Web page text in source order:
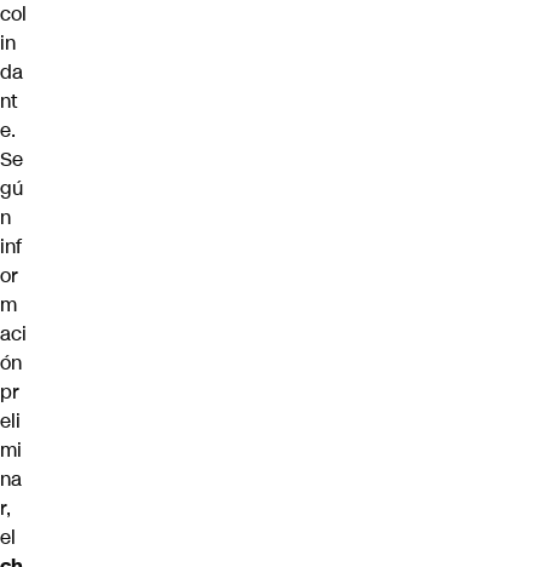
col
in
da
nt
e.
Se
gú
n
inf
or
m
aci
ón
pr
eli
mi
na
r,
el